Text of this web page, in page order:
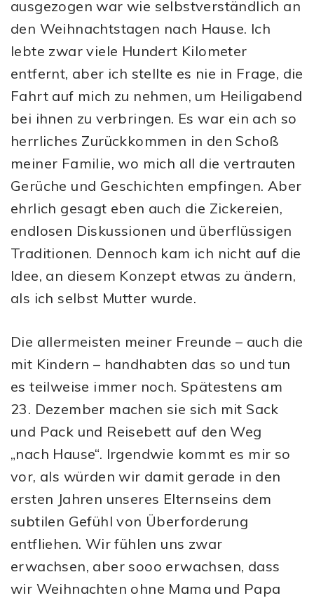
ausgezogen war wie selbstverständlich an
den Weihnachtstagen nach Hause. Ich
lebte zwar viele Hundert Kilometer
entfernt, aber ich stellte es nie in Frage, die
Fahrt auf mich zu nehmen, um Heiligabend
bei ihnen zu verbringen. Es war ein ach so
herrliches Zurückkommen in den Schoß
meiner Familie, wo mich all die vertrauten
Gerüche und Geschichten empfingen. Aber
ehrlich gesagt eben auch die Zickereien,
endlosen Diskussionen und überflüssigen
Traditionen. Dennoch kam ich nicht auf die
Idee, an diesem Konzept etwas zu ändern,
als ich selbst Mutter wurde.
Die allermeisten meiner Freunde – auch die
mit Kindern – handhabten das so und tun
es teilweise immer noch. Spätestens am
23. Dezember machen sie sich mit Sack
und Pack und Reisebett auf den Weg
„nach Hause“. Irgendwie kommt es mir so
vor, als würden wir damit gerade in den
ersten Jahren unseres Elternseins dem
subtilen Gefühl von Überforderung
entfliehen. Wir fühlen uns zwar
erwachsen, aber sooo erwachsen, dass
wir Weihnachten ohne Mama und Papa